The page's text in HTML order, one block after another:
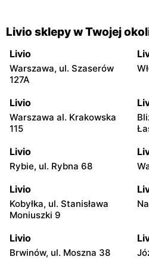
Livio sklepy w Twojej
Livio
Warszawa, ul. Szaserów
127A
Livio
Warszawa al. Krakowska
115
Livio
Rybie, ul. Rybna 68
Livio
Kobyłka, ul. Stanisława
Moniuszki 9
Livio
Brwinów, ul. Moszna 38